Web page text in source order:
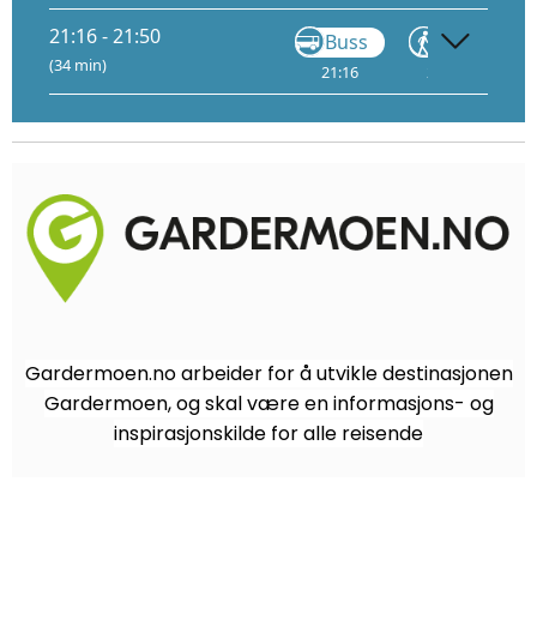
21:16 - 21:50
(34 min)
Buss
21:16
Gå
21:24
Gardermoen.no arbeider for å utvikle destinasjonen
Gardermoen, og skal være en informasjons- og
inspirasjonskilde for alle reisende